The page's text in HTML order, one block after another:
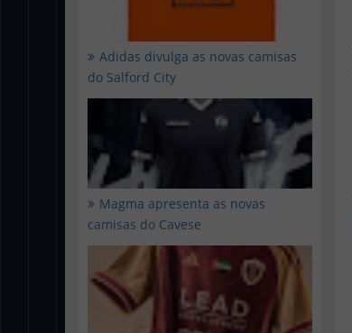
Adidas divulga as novas camisas
do Salford City
Magma apresenta as novas
camisas do Cavese